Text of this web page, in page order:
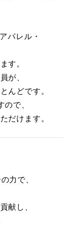
パレル・
す。
が、
んどです。
で、
だけます。
力で、
献し、